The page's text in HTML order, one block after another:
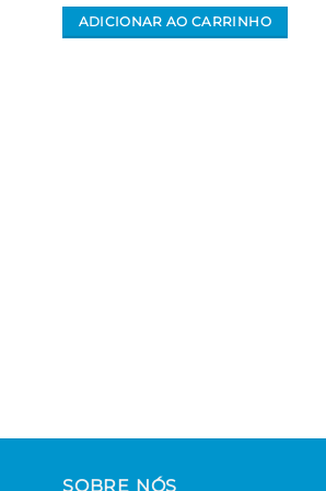
ADICIONAR AO CARRINHO
SOBRE NÓS